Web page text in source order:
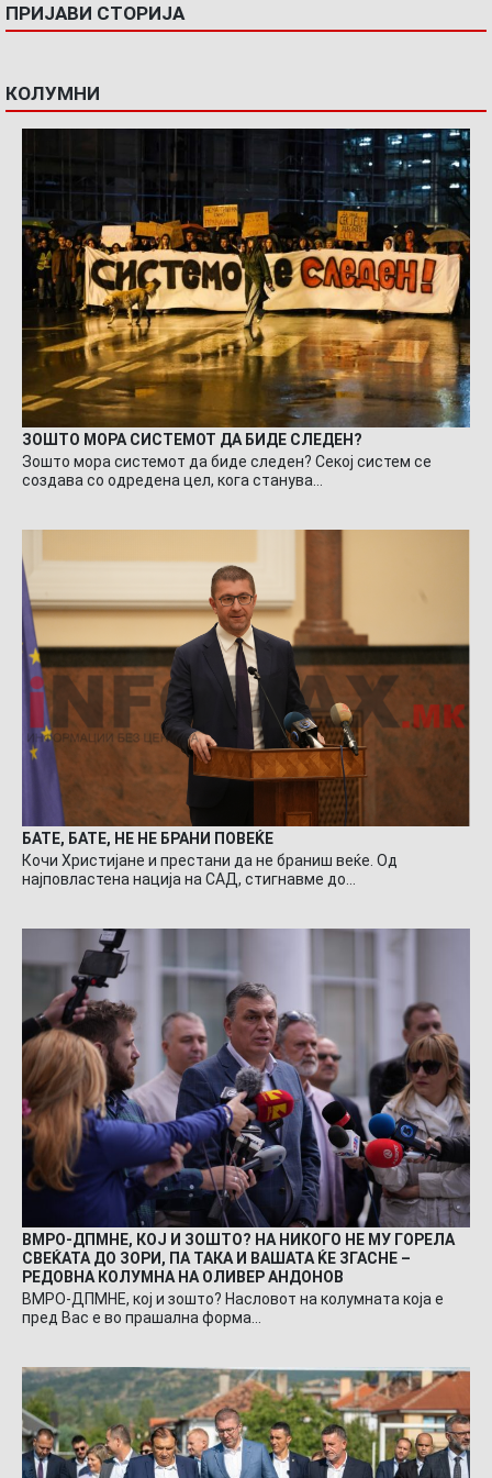
ПРИЈАВИ СТОРИЈА
КОЛУМНИ
ЗОШТО МОРА СИСТЕМОТ ДА БИДЕ СЛЕДЕН?
Зошто мора системот да биде следен? Секој систем се
создава со одредена цел, кога станува…
БАТЕ, БАТЕ, НЕ НЕ БРАНИ ПОВЕЌЕ
Кочи Христијане и престани да не браниш веќе. Од
најповластена нација на САД, стигнавме до…
ВМРО-ДПМНЕ, КОЈ И ЗОШТО? НА НИКОГО НЕ МУ ГОРЕЛА
СВЕЌАТА ДО ЗОРИ, ПА ТАКА И ВАШАТА ЌЕ ЗГАСНЕ –
РЕДОВНА КОЛУМНА НА ОЛИВЕР АНДОНОВ
ВМРО-ДПМНЕ, кој и зошто? Насловот на колумната која е
пред Вас е во прашална форма…